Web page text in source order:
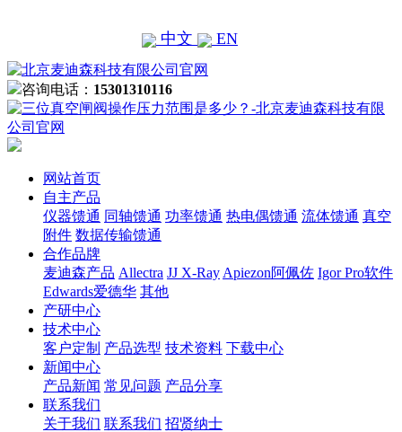
中文 EN
咨询电话： 15301310116
网站首页
自主产品
仪器馈通 同轴馈通 功率馈通 热电偶馈通 流体馈通 真空
附件 数据传输馈通
合作品牌
麦迪森产品 Allectra JJ X-Ray Apiezon阿佩佐 Igor Pro软件
Edwards爱德华 其他
产研中心
技术中心
客户定制 产品选型 技术资料 下载中心
新闻中心
产品新闻 常见问题 产品分享
联系我们
关于我们 联系我们 招贤纳士